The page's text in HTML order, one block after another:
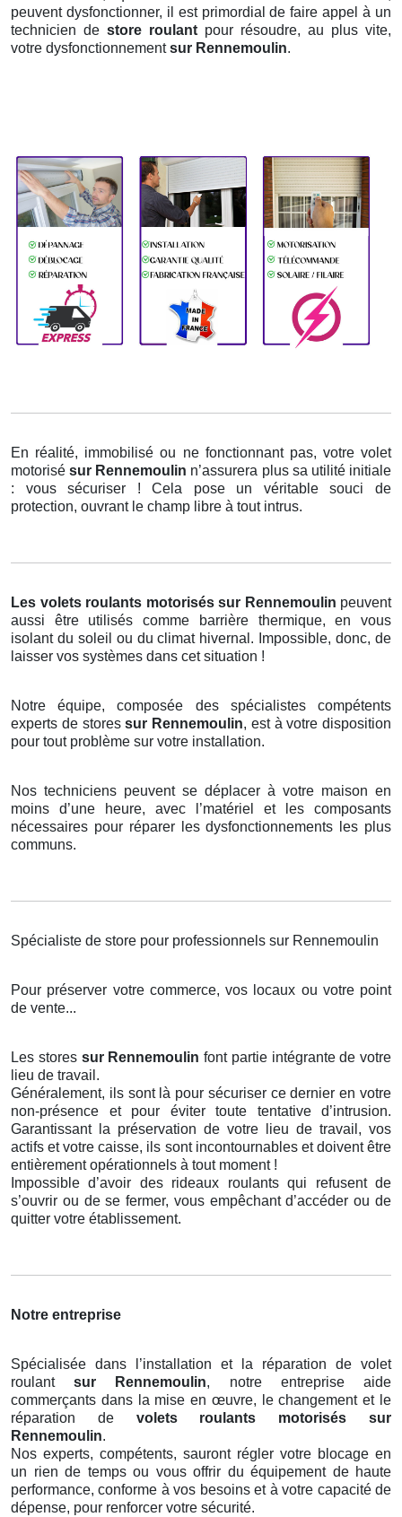
peuvent dysfonctionner, il est primordial de faire appel à un
technicien de store roulantpour résoudre, au plus vite,
votre dysfonctionnementsur Rennemoulin.
En réalité, immobilisé ou ne fonctionnant pas, votre volet
motorisésur Rennemoulin n’assurera plus sa utilité initiale
: vous sécuriser ! Cela pose un véritable souci de
protection, ouvrant le champ libre à tout intrus.
Les volets roulants motorisés sur Rennemoulin peuvent
aussi être utilisés comme barrière thermique, en vous
isolant du soleil ou du climat hivernal. Impossible, donc, de
laisser vos systèmes dans cet situation !
Notre équipe, composée des spécialistes compétents
experts de storessur Rennemoulin, est à votre disposition
pour tout problème sur votre installation.
Nos techniciens peuvent se déplacer à votre maison en
moins d’une heure, avec l’matériel et les composants
nécessaires pour réparer les dysfonctionnements les plus
communs.
Spécialiste de store pour professionnels sur Rennemoulin
Pour préserver votre commerce, vos locaux ou votre point
de vente...
Les stores sur Rennemoulin font partie intégrante de votre
lieu de travail.
Généralement, ils sont là pour sécuriser ce dernier en votre
non-présence et pour éviter toute tentative d’intrusion.
Garantissant la préservation de votre lieu de travail, vos
actifs et votre caisse, ils sont incontournables et doivent être
entièrement opérationnels à tout moment !
Impossible d’avoir des rideaux roulants qui refusent de
s’ouvrir ou de se fermer, vous empêchant d’accéder ou de
quitter votre établissement.
Notre entreprise
Spécialisée dans l’installation et la réparation de volet
roulantsur Rennemoulin, notre entreprise aide
commerçants dans la mise en œuvre, le changement et le
réparation de volets roulants motorisés
sur
Rennemoulin.
Nos experts, compétents, sauront régler votre blocage en
un rien de temps ou vous offrir du équipement de haute
performance, conforme à vos besoins et à votre capacité de
dépense, pour renforcer votre sécurité.